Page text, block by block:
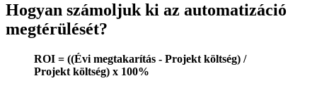
Hogyan számoljuk ki az automatizáció
megtérülését?
ROI = ((Évi megtakarítás - Projekt költség) /
Projekt költség) x 100%